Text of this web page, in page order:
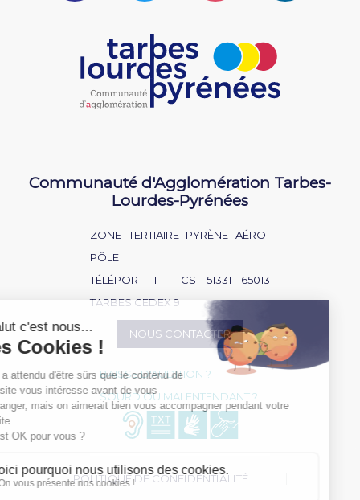
Communauté d'Agglomération Tarbes-
Lourdes-Pyrénées
ZONE TERTIAIRE PYRÈNE AÉRO-
PÔLE
TÉLÉPORT 1 - CS 51331 65013
TARBES CEDEX 9
NOUS CONTACTER
BAISSE D'AUDITION ?
SOURD OU MALENTENDANT ?
POLITIQUE DE CONFIDENTIALITÉ